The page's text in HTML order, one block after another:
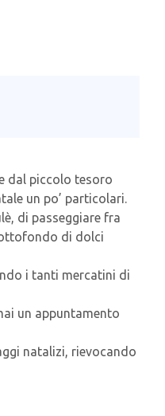
dal piccolo tesoro
un po’ particolari.
di passeggiare fra
di dolci
i tanti mercatini di
un appuntamento
natalizi, rievocando